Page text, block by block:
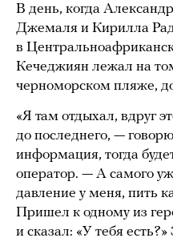
В день, когда
Джемаля и Кирилла
в
Кечеджиян лежал на
черноморском пляже,
«Я там отдыхал, вдруг
до последнего, —
информация, тогда
оператор. — А самого
давление у меня, пить
Пришел к одному из
и сказал: «У тебя